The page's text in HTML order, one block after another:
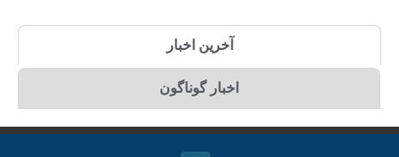
آخرین اخبار
اخبار گوناگون